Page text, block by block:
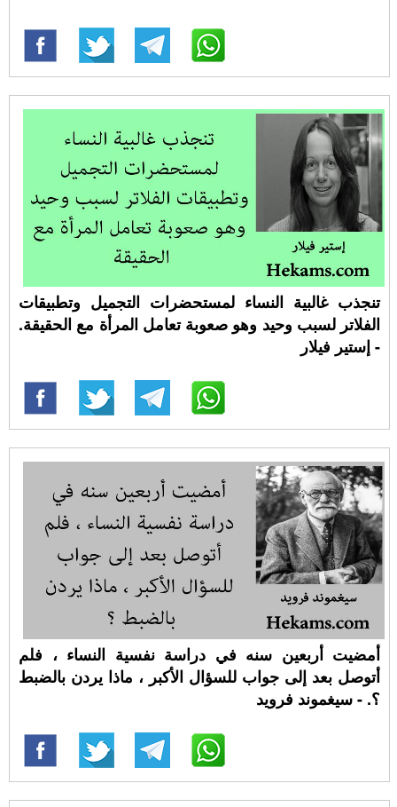
تنجذب غالبية النساء لمستحضرات التجميل وتطبيقات
الفلاتر لسبب وحيد وهو صعوبة تعامل المرأة مع الحقيقة.
- إستير فيلار
أمضيت أربعين سنه في دراسة نفسية النساء ، فلم
أتوصل بعد إلى جواب للسؤال الأكبر ، ماذا يردن بالضبط
؟. - سيغموند فرويد